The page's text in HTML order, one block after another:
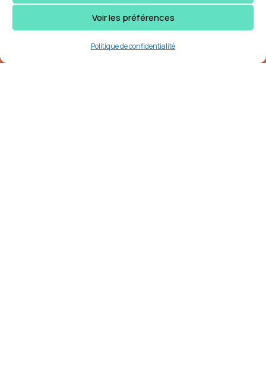
Voir les préférences
Politique de confidentialité
Cédric Nadeau
ballemollefs@hotmail.com
Jérémie Therrien